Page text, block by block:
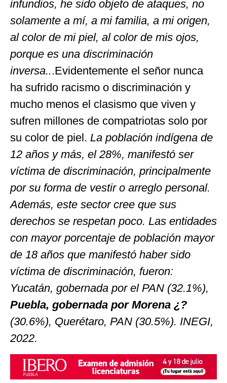
infundios, he sido objeto de ataques, no
solamente a mí, a mi familia, a mi origen,
al color de mi piel, al color de mis ojos,
porque es una discriminación
inversa...Evidentemente el señor nunca
ha sufrido racismo o discriminación y
mucho menos el clasismo que viven y
sufren millones de compatriotas solo por
su color de piel. La población indígena de
12 años y más, el 28%, manifestó ser
víctima de discriminación, principalmente
por su forma de vestir o arreglo personal.
Además, este sector cree que sus
derechos se respetan poco. Las entidades
con mayor porcentaje de población mayor
de 18 años que manifestó haber sido
víctima de discriminación, fueron:
Yucatán, gobernada por el PAN (32.1%),
Puebla, gobernada por Morena ¿?
(30.6%), Querétaro, PAN (30.5%). INEGI,
2022.